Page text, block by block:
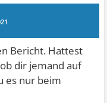
Bericht. Hattest
dir jemand auf
es nur beim